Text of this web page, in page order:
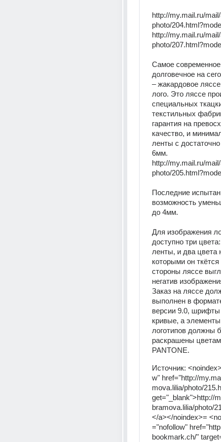
http://my.mail.ru/
photo/
http://my.mail.ru/
photo/
Самое
долговечное на
– жакардовое
лого. Это ляссе
специальных
текстильных
гарантия на
качество, и
ленты с
6мм.
http://my.mail.ru/
photo/
Последние
возможность
до 4мм.
Для изображения
доступно три
ленты, и два цвета
которыми он
стороны ляссе
негатив
Заказ на ляссе
выполнен в
версии 9.0,
кривые, а
логотипов должны
раскрашены
PANTONE.
Источник:
w" href="http://
mova.lilia/photo/
get="_blank">http://
bramova.lilia/photo/
</a></noindex>=
="nofollow"
bookmark.ch/"